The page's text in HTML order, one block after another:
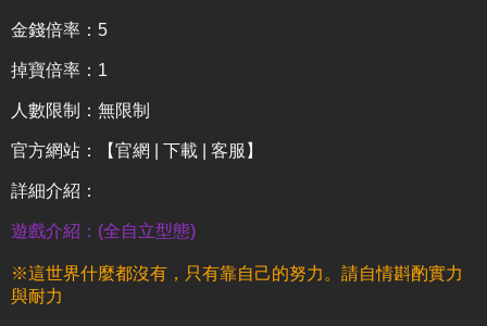
金錢倍率：5
掉寶倍率：1
人數限制：無限制
官方網站： 【官網 | 下載 | 客服】
詳細介紹 ：
遊戲介紹：(全自立型態)
※這世界什麼都沒有，只有靠自己的努力。請自情斟酌實力
與耐力